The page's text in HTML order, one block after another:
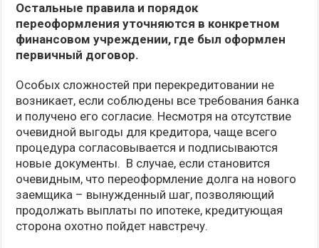
Остальные правила и порядок
переоформления уточняются в конкретном
финансовом учреждении, где был оформлен
первичный договор.
Особых сложностей при перекредитовании не
возникает, если соблюдены все требования банка
и получено его согласие. Несмотря на отсутствие
очевидной выгоды для кредитора, чаще всего
процедура согласовывается и подписываются
новые документы. В случае, если становится
очевидным, что переоформление долга на нового
заемщика – вынужденный шаг, позволяющий
продолжать выплаты по ипотеке, кредитующая
сторона охотно пойдет навстречу.